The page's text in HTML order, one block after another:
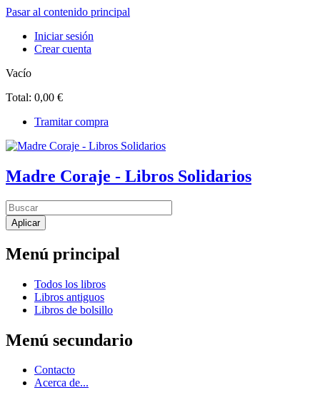
Pasar al contenido principal
Iniciar sesión
Crear cuenta
Vacío
Total: 0,00 €
Tramitar compra
Madre Coraje - Libros Solidarios
Menú principal
Todos los libros
Libros antiguos
Libros de bolsillo
Menú secundario
Contacto
Acerca de...